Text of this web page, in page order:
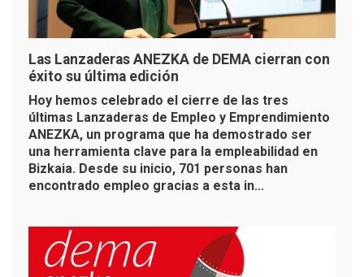
Las Lanzaderas ANEZKA de DEMA cierran con
éxito su última edición
Hoy hemos celebrado el cierre de las tres
últimas Lanzaderas de Empleo y Emprendimiento
ANEZKA, un programa que ha demostrado ser
una herramienta clave para la empleabilidad en
Bizkaia. Desde su inicio, 701 personas han
encontrado empleo gracias a esta in...